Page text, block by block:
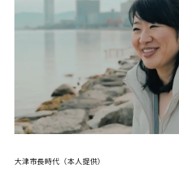
大津市長時代（本人提供）